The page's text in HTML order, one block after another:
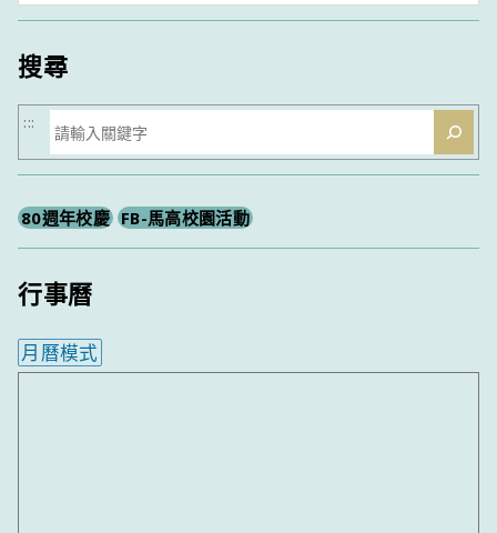
類
搜尋
搜
尋
:::
80週年校慶 FB-馬高校園活動
行事曆
月曆模式